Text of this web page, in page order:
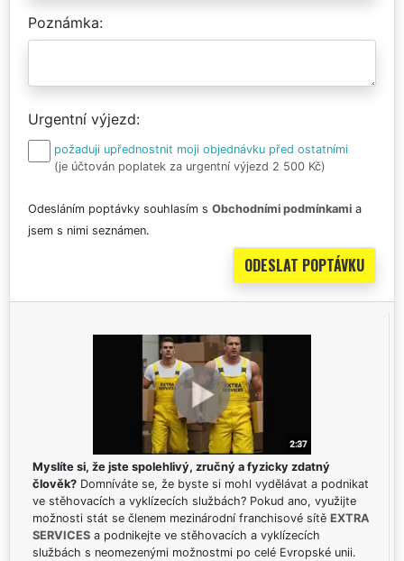
Poznámka
Urgentní výjezd
požaduji upřednostnit moji objednávku před ostatními
(je účtován poplatek za urgentní výjezd 2 500 Kč)
Odesláním poptávky souhlasím s Obchodními podmínkami a
jsem s nimi seznámen.
Myslíte si, že jste spolehlivý, zručný a fyzicky zdatný
člověk? Domníváte se, že byste si mohl vydělávat a podnikat
ve stěhovacích a vyklízecích službách? Pokud ano, využijte
možnosti stát se členem mezinárodní franchisové sítě EXTRA
SERVICES a podnikejte ve stěhovacích a vyklízecích
službách s neomezenými možnostmi po celé Evropské unii.